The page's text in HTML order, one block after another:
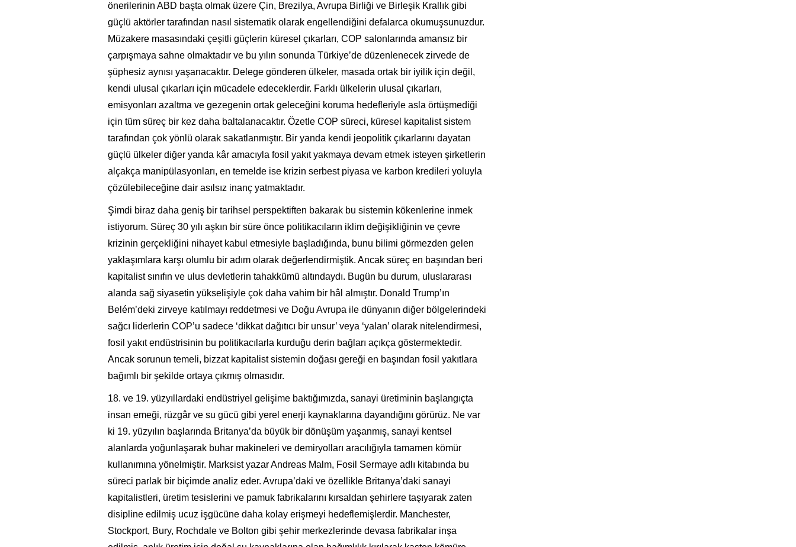
önerilerinin ABD başta olmak üzere Çin, Brezilya, Avrupa Birliği ve Birleşik Krallık gibi
güçlü aktörler tarafından nasıl sistematik olarak engellendiğini defalarca okumuşsunuzdur.
Müzakere masasındaki çeşitli güçlerin küresel çıkarları, COP salonlarında amansız bir
çarpışmaya sahne olmaktadır ve bu yılın sonunda Türkiye’de düzenlenecek zirvede de
şüphesiz aynısı yaşanacaktır. Delege gönderen ülkeler, masada ortak bir iyilik için değil,
kendi ulusal çıkarları için mücadele edeceklerdir. Farklı ülkelerin ulusal çıkarları,
emisyonları azaltma ve gezegenin ortak geleceğini koruma hedefleriyle asla örtüşmediği
için tüm süreç bir kez daha baltalanacaktır. Özetle COP süreci, küresel kapitalist sistem
tarafından çok yönlü olarak sakatlanmıştır. Bir yanda kendi jeopolitik çıkarlarını dayatan
güçlü ülkeler diğer yanda kâr amacıyla fosil yakıt yakmaya devam etmek isteyen şirketlerin
alçakça manipülasyonları, en temelde ise krizin serbest piyasa ve karbon kredileri yoluyla
çözülebileceğine dair asılsız inanç yatmaktadır.
Şimdi biraz daha geniş bir tarihsel perspektiften bakarak bu sistemin kökenlerine inmek
istiyorum. Süreç 30 yılı aşkın bir süre önce politikacıların iklim değişikliğinin ve çevre
krizinin gerçekliğini nihayet kabul etmesiyle başladığında, bunu bilimi görmezden gelen
yaklaşımlara karşı olumlu bir adım olarak değerlendirmiştik. Ancak süreç en başından beri
kapitalist sınıfın ve ulus devletlerin tahakkümü altındaydı. Bugün bu durum, uluslararası
alanda sağ siyasetin yükselişiyle çok daha vahim bir hâl almıştır. Donald Trump’ın
Belém’deki zirveye katılmayı reddetmesi ve Doğu Avrupa ile dünyanın diğer bölgelerindeki
sağcı liderlerin COP’u sadece ‘dikkat dağıtıcı bir unsur’ veya ‘yalan’ olarak nitelendirmesi,
fosil yakıt endüstrisinin bu politikacılarla kurduğu derin bağları açıkça göstermektedir.
Ancak sorunun temeli, bizzat kapitalist sistemin doğası gereği en başından fosil yakıtlara
bağımlı bir şekilde ortaya çıkmış olmasıdır.
18. ve 19. yüzyıllardaki endüstriyel gelişime baktığımızda, sanayi üretiminin başlangıçta
insan emeği, rüzgâr ve su gücü gibi yerel enerji kaynaklarına dayandığını görürüz. Ne var
ki 19. yüzyılın başlarında Britanya’da büyük bir dönüşüm yaşanmış, sanayi kentsel
alanlarda yoğunlaşarak buhar makineleri ve demiryolları aracılığıyla tamamen kömür
kullanımına yönelmiştir. Marksist yazar Andreas Malm, Fosil Sermaye adlı kitabında bu
süreci parlak bir biçimde analiz eder. Avrupa’daki ve özellikle Britanya’daki sanayi
kapitalistleri, üretim tesislerini ve pamuk fabrikalarını kırsaldan şehirlere taşıyarak zaten
disipline edilmiş ucuz işgücüne daha kolay erişmeyi hedeflemişlerdir. Manchester,
Stockport, Bury, Rochdale ve Bolton gibi şehir merkezlerinde devasa fabrikalar inşa